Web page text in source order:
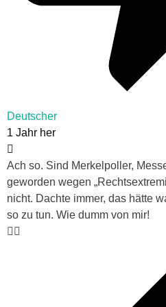
Deutscher
1 Jahr her
Ach so. Sind Merkelpoller,
geworden wegen
nicht. Dachte immer, das hätte
so zu tun. Wie dumm von mir!
🤦‍♂️